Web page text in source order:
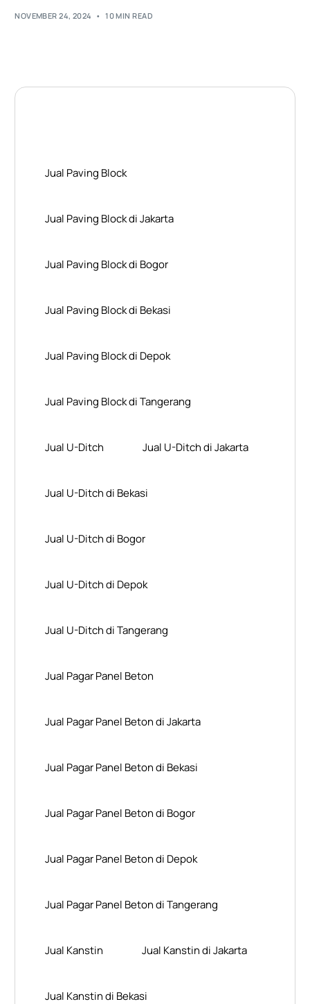
NOVEMBER 24, 2024 10 MIN READ
Jual Paving Block
Jual Paving Block di Jakarta
Jual Paving Block di Bogor
Jual Paving Block di Bekasi
Jual Paving Block di Depok
Jual Paving Block di Tangerang
Jual U-Ditch Jual U-Ditch di Jakarta
Jual U-Ditch di Bekasi
Jual U-Ditch di Bogor
Jual U-Ditch di Depok
Jual U-Ditch di Tangerang
Jual Pagar Panel Beton
Jual Pagar Panel Beton di Jakarta
Jual Pagar Panel Beton di Bekasi
Jual Pagar Panel Beton di Bogor
Jual Pagar Panel Beton di Depok
Jual Pagar Panel Beton di Tangerang
Jual Kanstin Jual Kanstin di Jakarta
Jual Kanstin di Bekasi